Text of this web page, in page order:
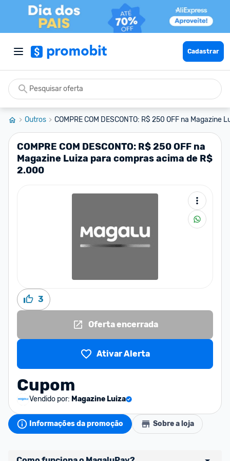
Cadastrar
Outros COMPRE COM DESCONTO: R$ 250 OFF na Magazine
COMPRE COM DESCONTO: R$ 250 OFF na
Magazine Luiza para compras acima de R$
2.000
3
Oferta encerrada
Ativar Alerta
Cupom
Vendido por: Magazine Luiza
Informações da promoção Sobre a loja